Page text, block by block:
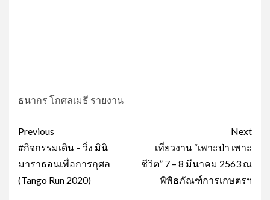
ธนากร โกศลเมธี รายงาน
Post
navigation
Previous
#กิจกรรมเดิน – วิ่ง มินิ
มาราธอนเพื่อการกุศล
(Tango Run 2020)
Next
เที่ยวงาน “เพาะป่า เพาะ
ชีวิต” 7 – 8 มีนาคม 2563 ณ
พิพิธภัณฑ์การเกษตรฯ